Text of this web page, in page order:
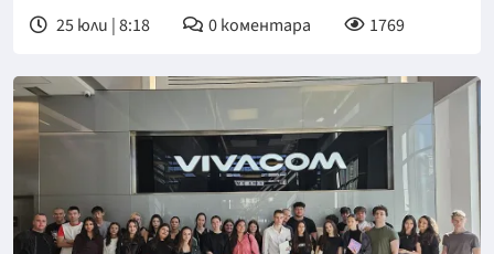
25 юли | 8:18 0коментара 1769